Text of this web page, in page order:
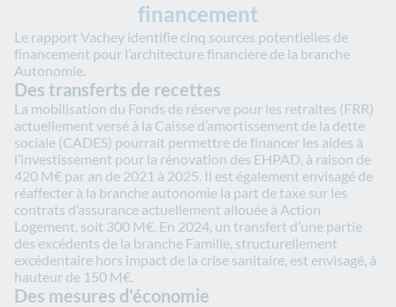
financement
Le rapport Vachey identifie cinq sources potentielles de
financement pour l’architecture financière de la branche
Autonomie.
Des transferts de recettes
La mobilisation du Fonds de réserve pour les retraites (FRR)
actuellement versé à la Caisse d’amortissement de la dette
sociale (CADES) pourrait permettre de financer les aides à
l’investissement pour la rénovation des EHPAD, à raison de
420 M€ par an de 2021 à 2025. Il est également envisagé de
réaffecter à la branche autonomie la part de taxe sur les
contrats d’assurance actuellement allouée à Action
Logement, soit 300 M€. En 2024, un transfert d’une partie
des excédents de la branche Famille, structurellement
excédentaire hors impact de la crise sanitaire, est envisagé, à
hauteur de 150 M€.
Des mesures d’économie